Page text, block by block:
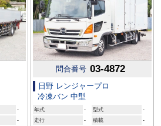
-
-
問合番号 03-4872
日野 レンジャープロ
冷凍バン 中型
年式 - 型式
-
走行
- 積載 -